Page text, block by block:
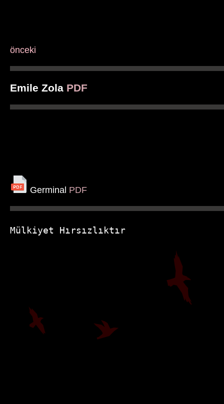
önceki
Emile Zola PDF
Germinal PDF
Mülkiyet Hırsızlıktır